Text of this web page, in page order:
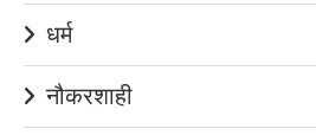
धर्म
नौकरशाही